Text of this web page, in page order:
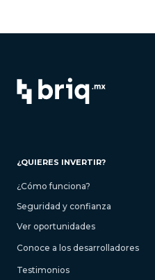
¿QUIERES INVERTIR?
¿Cómo funciona?
Seguridad y confianza
Ver oportunidades
Conoce a los desarrolladores
Testimonios